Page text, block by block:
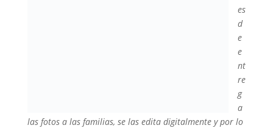
es
d
e
e
nt
re
g
a
las fotos a las familias, se las edita digitalmente y por lo